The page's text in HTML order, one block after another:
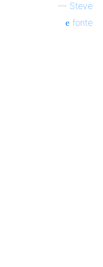
— Steve
fonte